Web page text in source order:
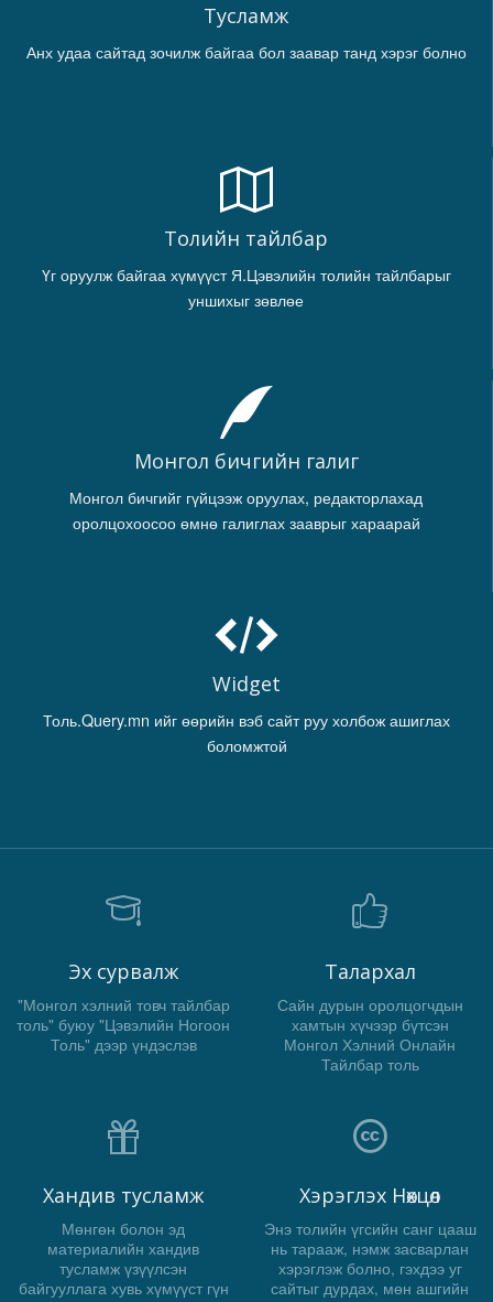
Тусламж
Анх удаа сайтад зочилж байгаа бол заавар танд хэрэг болно
Толийн тайлбар
Үг оруулж байгаа хүмүүст Я.Цэвэлийн толийн тайлбарыг
уншихыг зөвлөе
Монгол бичгийн галиг
Монгол бичгийг гүйцээж оруулах, редакторлахад
оролцохоосоо өмнө галиглах зааврыг хараарай
Widget
Толь.Query.mn ийг өөрийн вэб сайт руу холбож ашиглах
боломжтой
Эх сурвалж
"Монгол хэлний товч тайлбар
толь" буюу "Цэвэлийн Ногоон
Толь" дээр үндэслэв
Талархал
Сайн дурын оролцогчдын
хамтын хүчээр бүтсэн
Монгол Хэлний Онлайн
Тайлбар толь
Хандив тусламж
Мөнгөн болон эд
материалийн хандив
тусламж үзүүлсэн
байгууллага хувь хүмүүст гүн
Хэрэглэх Нөхцөл
Энэ толийн үгсийн санг цааш
нь тарааж, нэмж засварлан
хэрэглэж болно, гэхдээ уг
сайтыг дурдах, мөн ашгийн